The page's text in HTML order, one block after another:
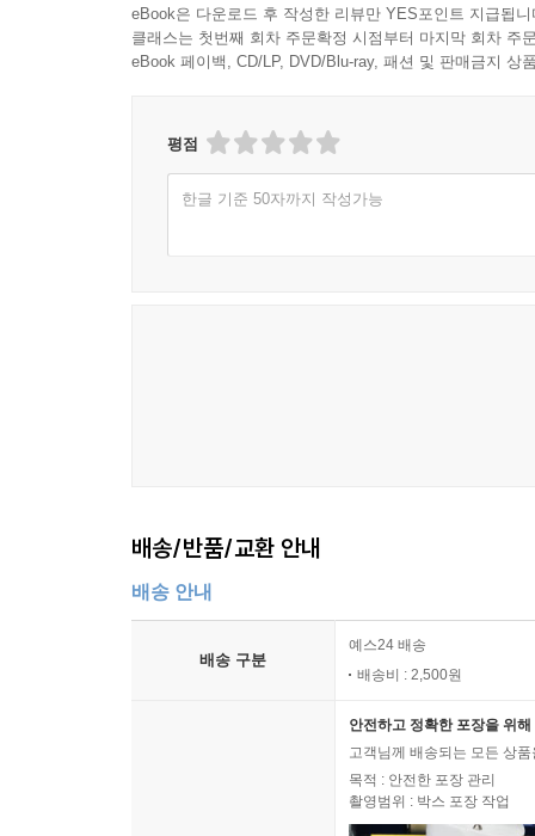
eBook은 다운로드 후 작성한 리뷰만 YES포인트 지급됩니
클래스는 첫번째 회차 주문확정 시점부터 마지막 회차 주
eBook 페이백, CD/LP, DVD/Blu-ray, 패션 및 판매금지 상
평점
한글 기준 50자까지 작성가능
배송/반품/교환 안내
배송 안내
배송 구분
예스24 배송
배송비 : 2,500원
안전하고 정확한 포장을 위
고객님께 배송되는 모든 상
목적 : 안전한 포장 관리
촬영범위 : 박스 포장 작업